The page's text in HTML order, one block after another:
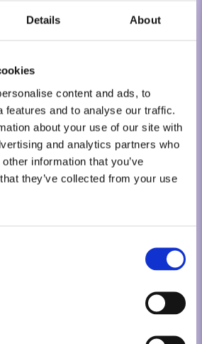
Details About
content and ads, to
features and to analyse our traffic.
about your use of our site with
and analytics partners who
information that you’ve
they’ve collected from your use